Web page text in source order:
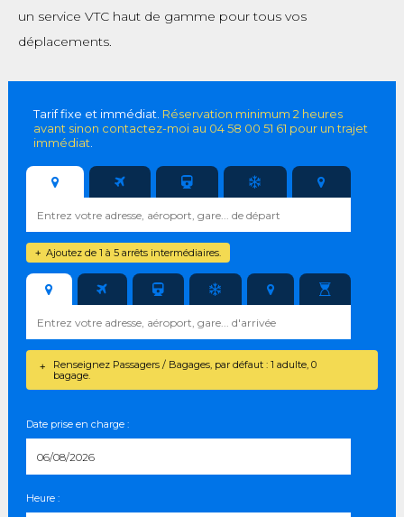
un service VTC haut de gamme pour tous vos
déplacements.
Tarif fixe et immédiat. Réservation minimum 2 heures
avant sinon contactez-moi au 04 58 00 51 61 pour un trajet
immédiat
Ajoutez de 1 à 5 arrêts intermédiaires.
+
Renseignez Passagers / Bagages, par défaut : 1 adulte, 0
bagage.
+
Date prise en charge :
Heure :